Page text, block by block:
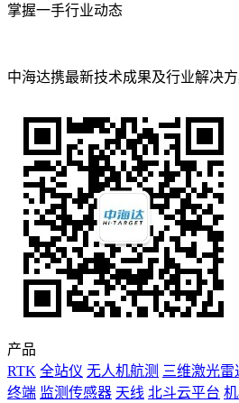
掌握一手行业动态
中海达携最新技术成果及行业解决
产品
RTK 全站仪 无人机航测 三维激光雷
终端 监测传感器 天线 北斗云平台